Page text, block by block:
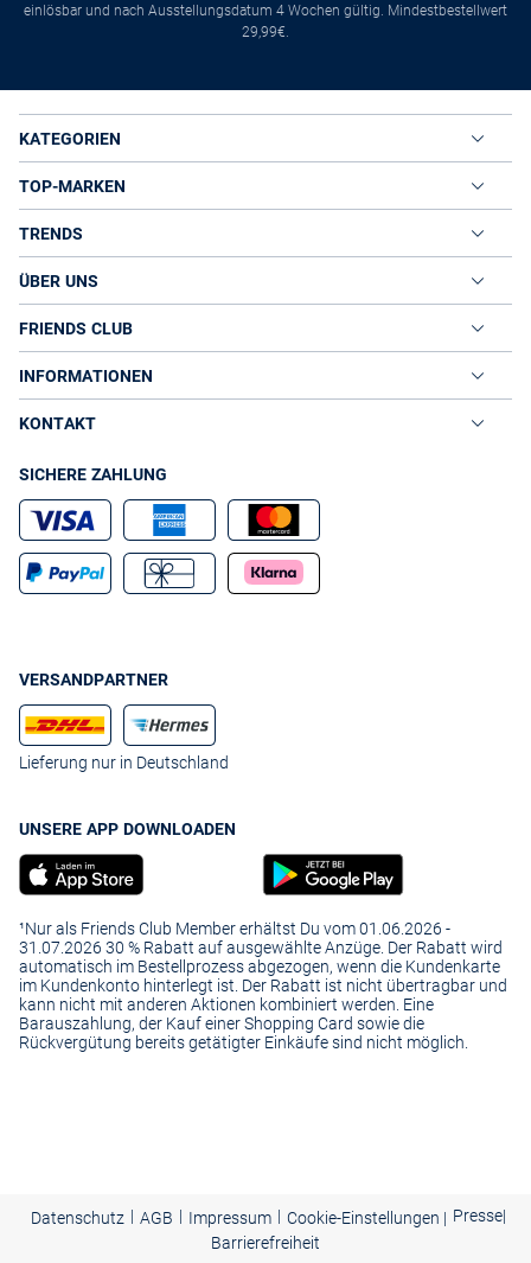
einlösbar und nach Ausstellungsdatum 4 Wochen gültig. Mindestbestellwert
29,99€.
KATEGORIEN
TOP-MARKEN
TRENDS
ÜBER UNS
FRIENDS CLUB
INFORMATIONEN
KONTAKT
SICHERE ZAHLUNG
VERSANDPARTNER
Lieferung nur in Deutschland
UNSERE APP DOWNLOADEN
¹Nur als Friends Club Member erhältst Du vom 01.06.2026 -
31.07.2026 30 % Rabatt auf ausgewählte Anzüge. Der Rabatt wird
automatisch im Bestellprozess abgezogen, wenn die Kundenkarte
im Kundenkonto hinterlegt ist. Der Rabatt ist nicht übertragbar und
kann nicht mit anderen Aktionen kombiniert werden. Eine
Barauszahlung, der Kauf einer Shopping Card sowie die
Rückvergütung bereits getätigter Einkäufe sind nicht möglich.
Datenschutz | AGB | Impressum | Cookie-Einstellungen | Presse|
Barrierefreiheit